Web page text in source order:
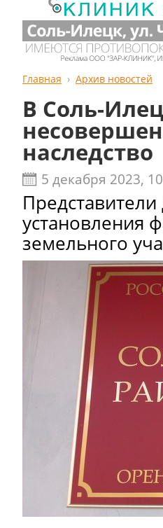
Главная Архив новостей
В Соль-
наследство
5 декабря 2023,
установления
земельного